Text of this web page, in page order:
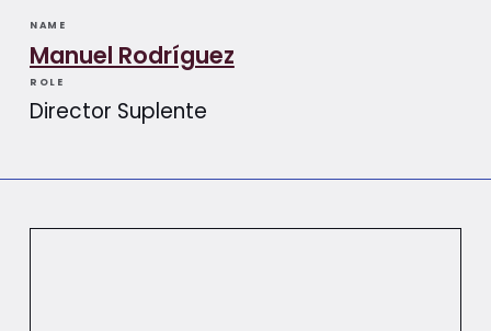
NAME
Manuel Rodríguez
ROLE
Director Suplente